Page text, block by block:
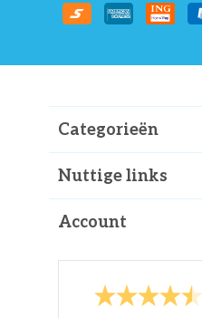
Categorieën
Nuttige links
Account